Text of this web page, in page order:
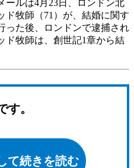
ルは4月23日、ロンドン北
ド牧師（71）が、結婚に関す
った後、ロンドンで逮捕され
牧師は、創世記1章から結
す。
て続きを読む